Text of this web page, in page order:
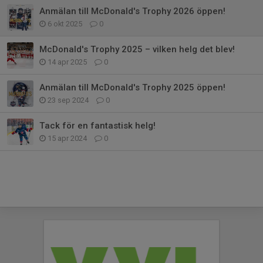
Anmälan till McDonald's Trophy 2026 öppen!
6 okt 2025 0
McDonald's Trophy 2025 – vilken helg det blev!
14 apr 2025 0
Anmälan till McDonald's Trophy 2025 öppen!
23 sep 2024 0
Tack för en fantastisk helg!
15 apr 2024 0